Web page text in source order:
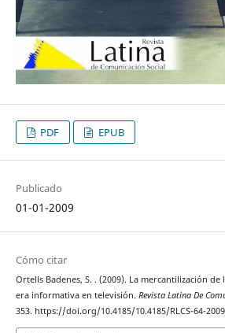
PDF EPUB
Publicado
01-01-2009
Cómo citar
Ortells Badenes, S. . (2009). La mercantilización
era informativa en televisión. Revista Latina De
353. https://doi.org/10.4185/10.4185/RLCS-64-